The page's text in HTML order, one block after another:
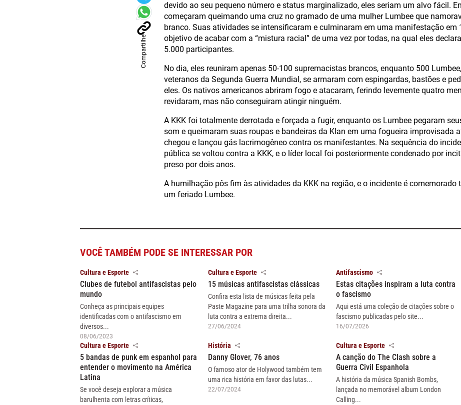
Compartilhe
devido ao seu pequeno número e status marginalizado, eles seriam um alvo fácil.
começaram queimando uma cruz no gramado de uma mulher Lumbee que
branco. Suas atividades se intensificaram e culminaram em uma manifestação em
objetivo de acabar com a “mistura racial” de uma vez por todas, na qual eles
5.000 participantes.
No dia, eles reuniram apenas 50-100 supremacistas brancos, enquanto 500
veteranos da Segunda Guerra Mundial, se armaram com espingardas, bastões e
eles. Os nativos americanos abriram fogo e atacaram, ferindo levemente quatro
revidaram, mas não conseguiram atingir ninguém.
A KKK foi totalmente derrotada e forçada a fugir, enquanto os Lumbee pegaram
som e queimaram suas roupas e bandeiras da Klan em uma fogueira improvisada
chegou e lançou gás lacrimogêneo contra os manifestantes. Na sequência do
pública se voltou contra a KKK, e o líder local foi posteriormente condenado por
preso por dois anos.
A humilhação pôs fim às atividades da KKK na região, e o incidente é comemorado
um feriado Lumbee.
VOCÊ TAMBÉM PODE SE INTERESSAR POR
Cultura e Esporte
Clubes de futebol antifascistas pelo
mundo
Conheça as principais equipes
identificadas com o antifascismo em
diversos...
08/06/2023
Cultura e Esporte
15 músicas antifascistas clássicas
Confira esta lista de músicas feita pela
Paste Magazine para uma trilha sonora da
luta contra a extrema direita...
27/06/2024
Antifascismo
Estas citações inspiram a luta contra
o fascismo
Aqui está uma coleção de citações sobre o
fascismo publicadas pelo site...
16/07/2026
Cultura e Esporte
5 bandas de punk em espanhol para
entender o movimento na América
Latina
Se você deseja explorar a música
barulhenta com letras críticas,
História
Danny Glover, 76 anos
O famoso ator de Holywood também tem
uma rica história em favor das lutas...
22/07/2024
Cultura e Esporte
A canção do The Clash sobre a
Guerra Civil Espanhola
A história da música Spanish Bombs,
lançada no memorável album London
Calling...